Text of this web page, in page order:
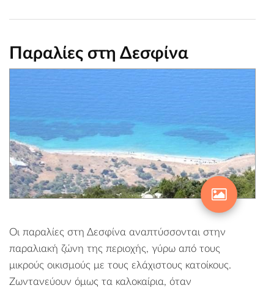
Παραλίες στη Δεσφίνα
Οι παραλίες στη Δεσφίνα αναπτύσσονται στην
παραλιακή ζώνη της περιοχής, γύρω από τους
μικρούς οικισμούς με τους ελάχιστους κατοίκους.
Ζωντανεύουν όμως τα καλοκαίρια, όταν